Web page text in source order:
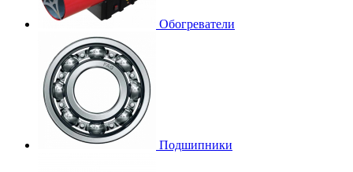
Обогреватели
Подшипники